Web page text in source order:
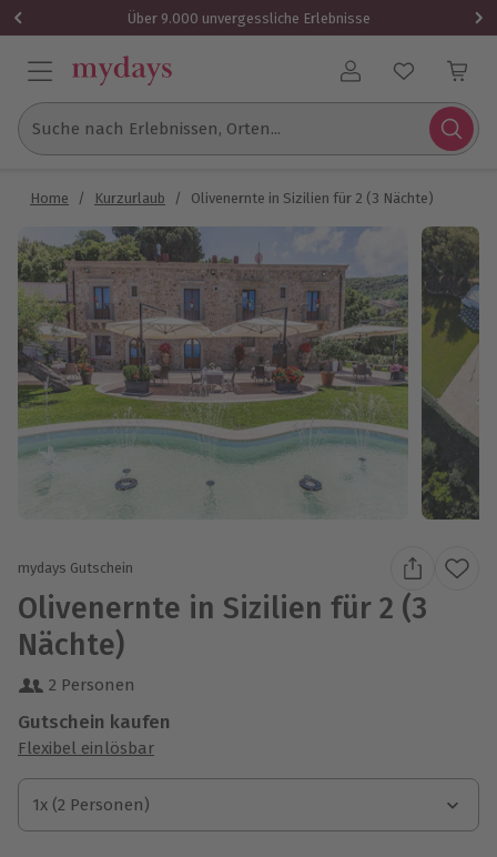
Über 9.000 unvergessliche Erlebnisse
Benutzerkonto
Suche nach Erlebnissen, Orten...
Home / Kurzurlaub / Olivenernte in Sizilien für 2 (3 Nächte)
mydays Gutschein
Olivenernte in Sizilien für 2 (3
Nächte)
2 Personen
Gutschein kaufen
Flexibel einlösbar
1x (2 Personen)
1x (2 Personen)
1x (2 Personen)